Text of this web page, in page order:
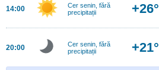
14:00
Cer senin, fără
precipitații
+26°
20:00
Cer senin, fără
precipitații
+21°